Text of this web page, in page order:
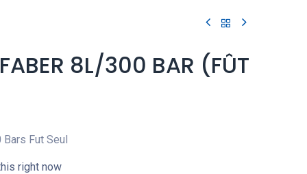
8L/300 BAR (FÛT
Bars Fut Seul
right now